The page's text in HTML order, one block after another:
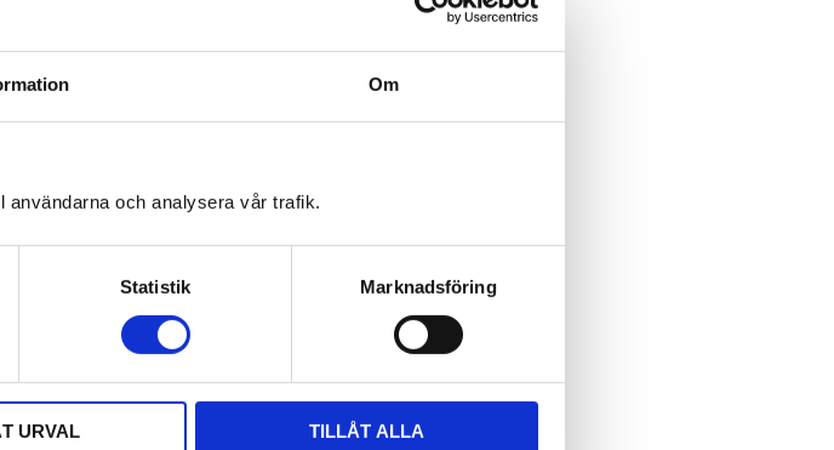
Om
användarna och analysera vår trafik.
Statistik Marknadsföring
URVAL TILLÅT ALLA